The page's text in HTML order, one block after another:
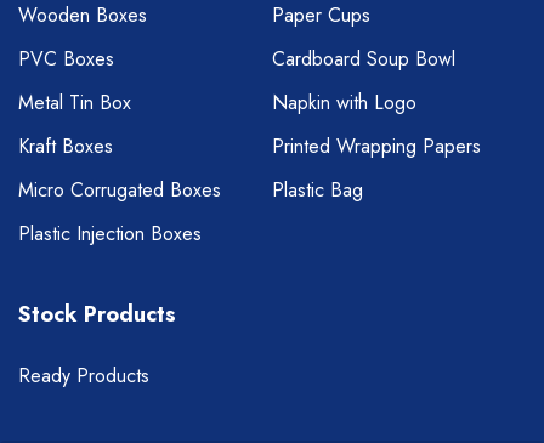
Wooden Boxes
PVC Boxes
Metal Tin Box
Kraft Boxes
Micro Corrugated Boxes
Plastic Injection Boxes
Paper Cups
Cardboard Soup Bowl
Napkin with Logo
Printed Wrapping Papers
Plastic Bag
Stock Products
Ready Products